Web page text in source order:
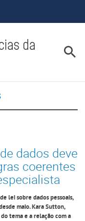
da
dados deve
coerentes
lei sobre dados pessoais,
maio. Kara Sutton,
tema e a relação com a